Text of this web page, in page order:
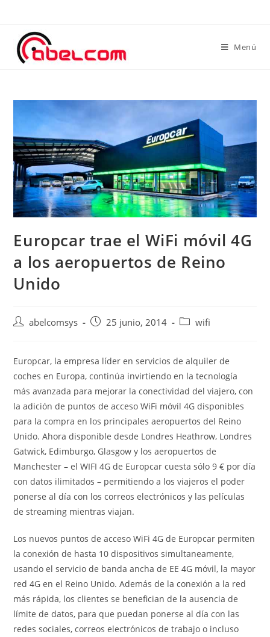
Menú
Europcar trae el WiFi móvil 4G
a los aeropuertos de Reino
Unido
abelcomsys 25 junio, 2014 wifi
Europcar, la empresa líder en servicios de alquiler de
coches en Europa, continúa invirtiendo en la tecnología
más avanzada para mejorar la conectividad del viajero, con
la adición de puntos de acceso WiFi móvil 4G disponibles
para la compra en los principales aeropuertos del Reino
Unido. Ahora disponible desde Londres Heathrow, Londres
Gatwick, Edimburgo, Glasgow y los aeropuertos de
Manchester – el WIFI 4G de Europcar cuesta sólo 9 € por día
con datos ilimitados – permitiendo a los viajeros el poder
ponerse al día con los correos electrónicos y las películas
de streaming mientras viajan.
Los nuevos puntos de acceso WiFi 4G de Europcar permiten
la conexión de hasta 10 dispositivos simultaneamente,
usando el servicio de banda ancha de EE 4G móvil, la mayor
red 4G en el Reino Unido. Además de la conexión a la red
más rápida, los clientes se benefician de la ausencia de
límite de datos, para que puedan ponerse al día con las
redes sociales, correos electrónicos de trabajo o incluso